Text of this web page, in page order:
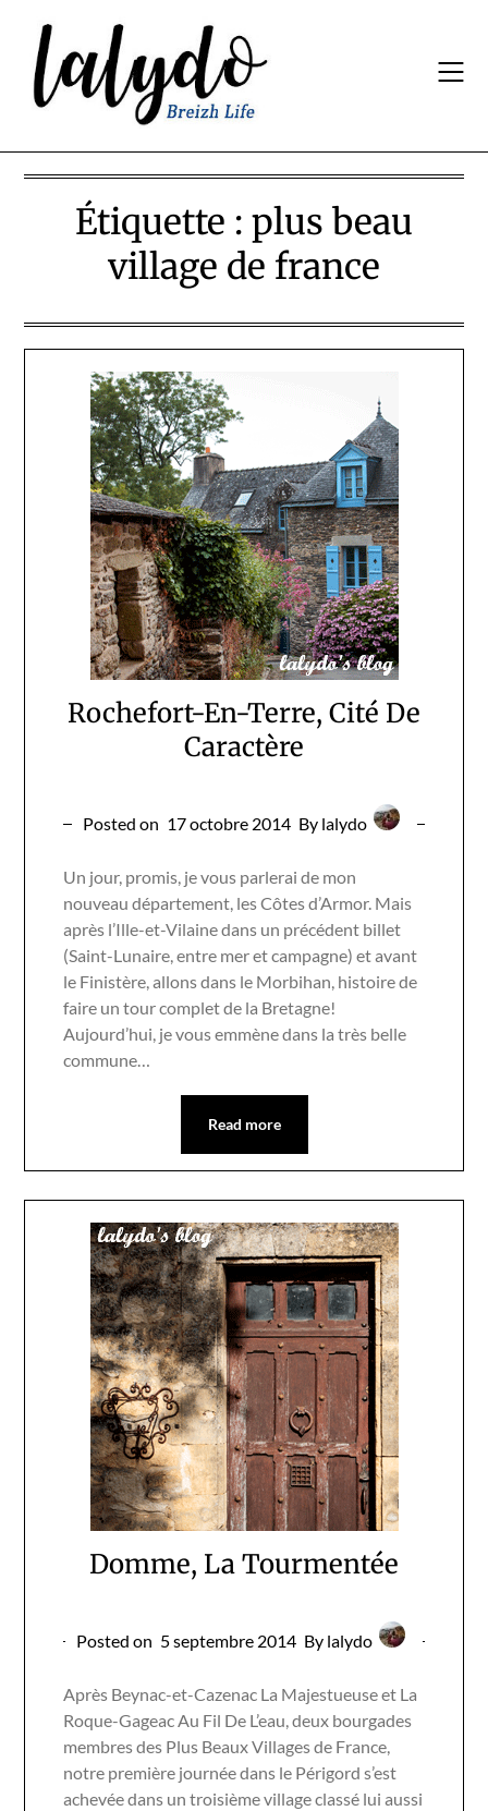
content
Étiquette : plus beau
village de france
Rochefort-En-Terre, Cité De
Caractère
Posted on 17 octobre 2014 By lalydo
Un jour, promis, je vous parlerai de mon
nouveau département, les Côtes d’Armor. Mais
après l’Ille-et-Vilaine dans un précédent billet
(Saint-Lunaire, entre mer et campagne) et avant
le Finistère, allons dans le Morbihan, histoire de
faire un tour complet de la Bretagne!
Aujourd’hui, je vous emmène dans la très belle
commune…
Read more
Domme, La Tourmentée
Posted on 5 septembre 2014 By lalydo
Après Beynac-et-Cazenac La Majestueuse et La
Roque-Gageac Au Fil De L’eau, deux bourgades
membres des Plus Beaux Villages de France,
notre première journée dans le Périgord s’est
achevée dans un troisième village classé lui aussi